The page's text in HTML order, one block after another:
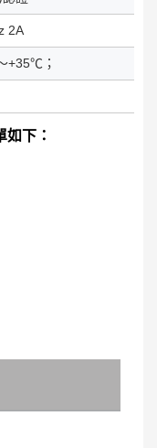
2A
+35℃；
下：